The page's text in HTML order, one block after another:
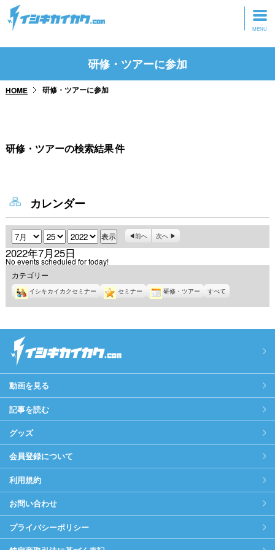
トップページ
研修・ツアーに参加
研修・ツアーに参加
HOME 研修・ツアーに参加
研修・ツアーの検索結果件
カレンダー
月 日 年 前へ 次へ
2022年7月25日
No events scheduled for today!
カテゴリー
イシキカイカクセミナー セミナー 研修・ツアー すべて
動画を見る
記事を読む
グッズ
会員登録について
利用規約
お問い合わせ
プライバシーポリシー